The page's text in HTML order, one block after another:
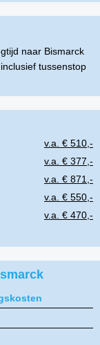
naar Bismarck
tussenstop
v.a. € 510,-
v.a. € 377,-
v.a. € 871,-
v.a. € 550,-
v.a. € 470,-